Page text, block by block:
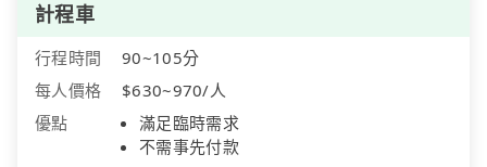
計程車
行程時間
90~105分
每人價格
$630~970/人
優點
滿足臨時需求
不需事先付款